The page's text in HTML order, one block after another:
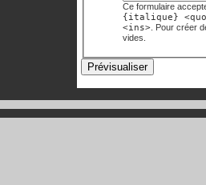
Ce formulaire
{italique}
<ins> . Pour créer
vides.